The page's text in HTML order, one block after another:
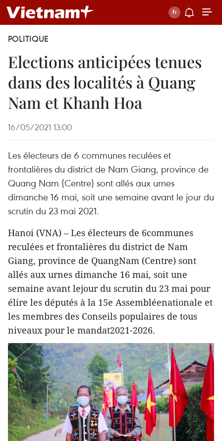
POLITIQUE
Elections anticipées tenues
dans des localités à Quang
Nam et Khanh Hoa
16/05/2021 13:00
Les électeurs de 6 communes reculées et
frontalières du district de Nam Giang, province de
Quang Nam (Centre) sont allés aux urnes
dimanche 16 mai, soit une semaine avant le jour du
scrutin du 23 mai 2021.
Hanoi (VNA) – Les électeurs de 6communes
reculées et frontalières du district de Nam
Giang, province de QuangNam (Centre) sont
allés aux urnes dimanche 16 mai, soit une
semaine avant lejour du scrutin du 23 mai pour
élire les députés à la 15e Assembléenationale et
les membres des Conseils populaires de tous
niveaux pour le mandat2021-2026.